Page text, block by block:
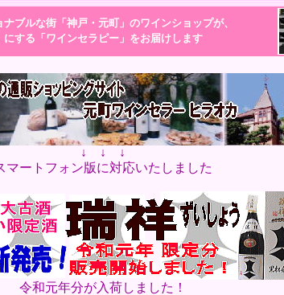
ブルな街「神戸・元町」のワインショップが、
にする「ワインセラピー」をお届けします
↓ ↓ ↓
マートフォン版に対応いたしました
令和元年分が入荷しました！